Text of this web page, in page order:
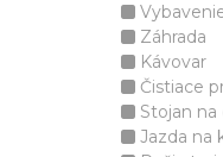
Záhrada
Kávovar
Čistiace
Stojan
Jazda na